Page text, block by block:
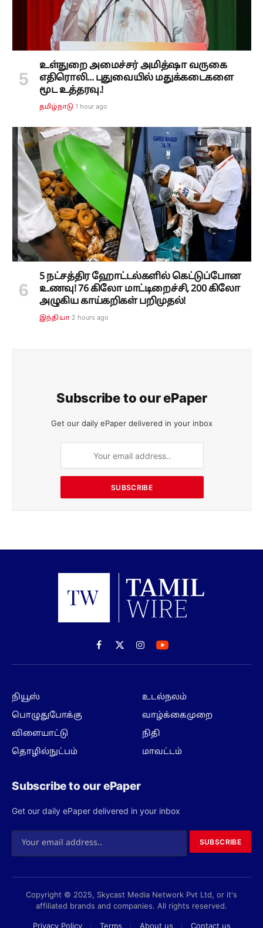
உள்துறை அமைச்சர் அமித்ஷா வருகை
எதிரொலி... புதுவையில் மதுக்கடைகளை
மூட உத்தரவு.!
தமிழ்நாடு 1 hour ago
5 நட்சத்திர ஹோட்டல்களில் கெட்டுப்போன
உணவு! 76 கிலோ மாட்டிறைச்சி, 200 கிலோ
அழுகிய காய்கறிகள் பறிமுதல்!
இந்தியா 2 hours ago
Subscribe to our ePaper
Get our daily ePaper delivered in your inbox
SUBSCRIBE
Facebook
X
(Twitter)
Instagram
நியூஸ்
பொழுதுபோக்கு
விளையாட்டு
தொழில்நுட்பம்
உடல்நலம்
வாழ்க்கைமுறை
நிதி
மாவட்டம்
Subscribe to our ePaper
Get our daily ePaper delivered in your inbox
SUBSCRIBE
Copyright © 2025, Skycast Media Network Pvt Ltd, or it's
affiliated brands and companies. All rights reserved.
Privacy Policy Terms About us Contact us